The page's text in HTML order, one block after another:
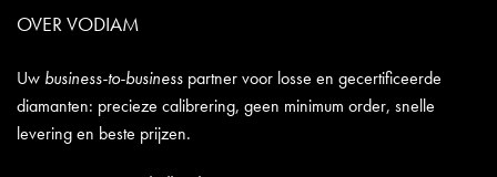
OVER VODIAM
Uw business-to-business partner voor losse en gecertificeerde
diamanten: precieze calibrering, geen minimum order, snelle
levering en beste prijzen.